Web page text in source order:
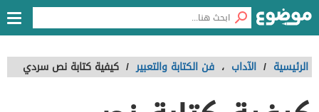
الرئيسية / الآداب ، فن الكتابة والتعبير / كيفية كتابة نص سردي